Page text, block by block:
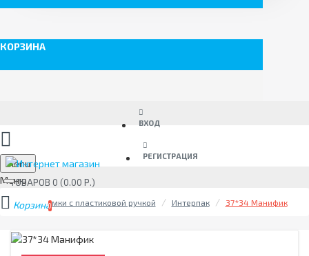
КОРЗИНА
ВХОД
РЕГИСТРАЦИЯ
Menu
ТОВАРОВ 0 (0.00 Р.)
0
Сумки с пластиковой ручкой Интерпак 37*34 Манифик